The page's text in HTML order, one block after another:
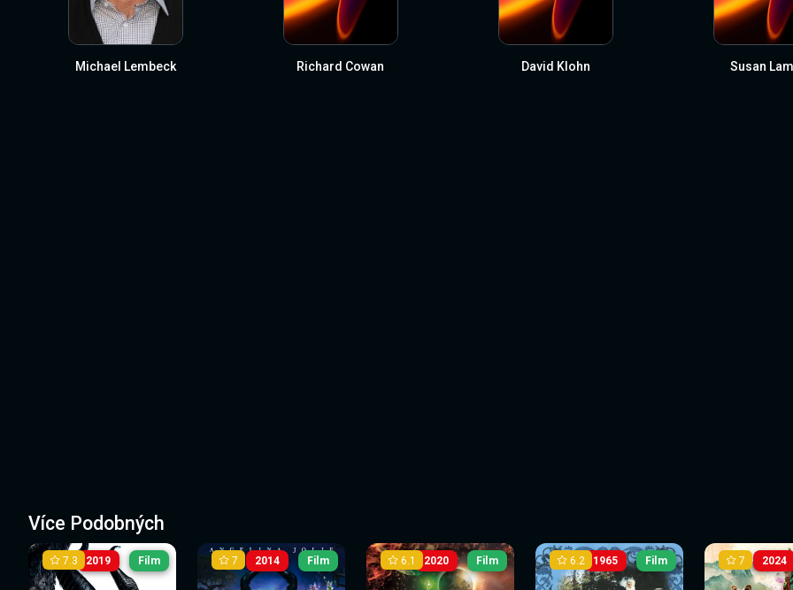
Michael Lembeck Richard Cowan David Klohn Susan
Více Podobných
2019
7.3 Film 2014
7 Film 2020
6.1 Film 1965
6.2 Film 2024
7